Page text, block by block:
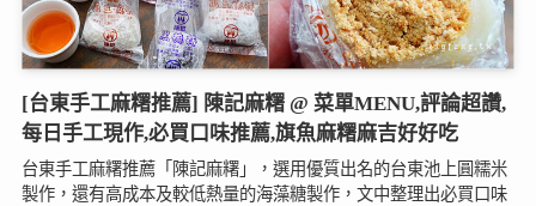
[台東手工麻糬推薦] 陳記麻糬 @ 菜單MENU,評論超讚,
每日手工現作,必買口味推薦,旗魚麻糬麻吉好好吃
台東手工麻糬推薦「陳記麻糬」，選用優質出名的台東池上圓糯米
製作，還有高成本及較低熱量的海藻糖製作，文中整理出必買口味